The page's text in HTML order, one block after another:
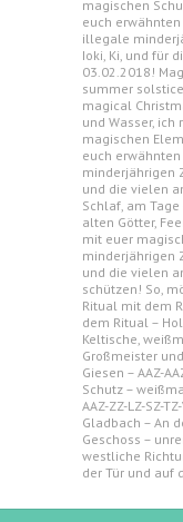
magischen
euch
illegale
Ioki, Ki, und für
03.02.2018!
summer
magical
und Wasser,
magischen
euch
minderjährigen
und die vielen
Schlaf, am
alten Götter,
mit euer
minderjährigen
und die vielen
schützen! So,
Ritual mit dem
dem Ritual –
Keltische,
Großmeister
Giesen – AAZ-
Schutz –
AAZ-ZZ-LZ-SZ-
Gladbach – An
Geschoss –
westliche
der Tür und auf